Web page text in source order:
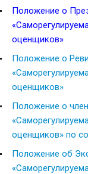
Положение о
оценщиков»
Положение о
оценщиков»
Положение о
оценщиков» по
Положение об